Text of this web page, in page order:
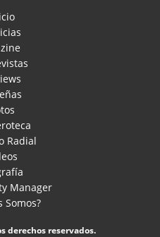
Radial
Manager
Somos?
derechos reservados.